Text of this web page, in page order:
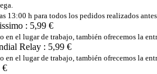
13:00 h para todos los pedidos realizados
: 5,99 €
en el lugar de trabajo, también ofrecemos la
Relay : 5,99 €
en el lugar de trabajo, también ofrecemos la
€